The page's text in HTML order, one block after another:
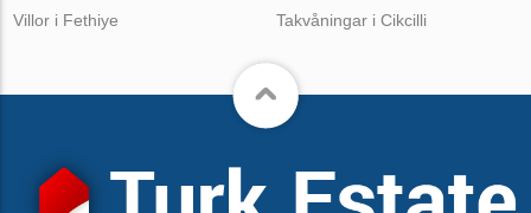
Villor i Fethiye
Takvåningar i Cikcilli